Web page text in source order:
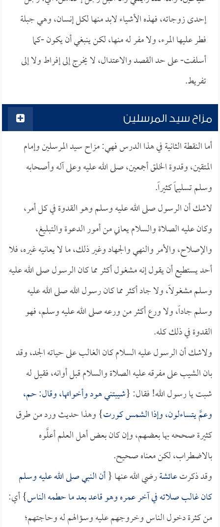
إحدى زوجاته، فهذه الأشياء لابد منها لكل إنسان، وهي جبلة
فطر عليها المرء، ولا مفر له منها، لكن ينبغي أن يكون -كما
أسلفت- على حد القصد والاعتدال، لا يخرج إلى إفراط ولا إلى
تفريط.
مزاح سيد المرسلين
أما النقطة الثانية في هذا الدرس فهي: مزاح سيد المرسلين وإمام
المتقين، وقدوة الخلق أجمعين، صلى الله عليه وعلى آله وأصحابه
وسلم تسليماً كثيراً.
لاشك أن الرسول صلى الله عليه وسلم وهو القدوة في كل أمر،
وكان عليه الصلاة والسلام يعاني من أمور الدعوة والتبليغ،
والإصلاح، والأمر والنهي والجهاد وغير ذلك، ما لا يعانيه غيره، فلا
أحد يستطيع أن يقول إنه مشغول أكثر مما كان الرسول صلى الله عليه
وسلم مشغولاً، ولا جاد أكثر مما كان رسول الله صلى الله عليه
وسلم جاداً، ولا ورع أكثر من ورعه صلى الله عليه وسلم، فهو
القدوة في ذلك كله.
ولاشك أن الرسول عليه السلام كان الغالب على حياته الجد، وقد
بان الشيب على مفرقه عليه الصلاة والسلام قبل أوانه، فقيل له
شبت يا رسول الله! فقال: {شيبتني هود وأخواتها، وقال: حم،
وعمَّ يتساءلون، وإذا الشمس كورت} وهذا حديث ورد من طرق
كثيرة صححه بها بعضهم، وإن كان بعض أهل العلم أعلَّوه
بالاضطراب، لكن معناه صحيح.
وقد ذكرتعائشةرضي الله عنها {أن النبي صلى الله عليه وسلم
كان غالب صلاته في آخر عمره وهو قاعد بعد ما حطمه الناس} أي:
من كثرة دخول الناس وخروجهم عليه وسؤالهم له وحاجتهم؛